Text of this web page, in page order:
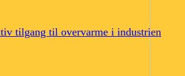
tilgang til overvarme i industrien